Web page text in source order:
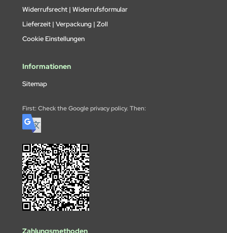
Widerrufsrecht | Widerrufsformular
Lieferzeit | Verpackung | Zoll
Cookie Einstellungen
Informationen
Sitemap
First: Check the Google privacy policy. Then:
Zahlungsmethoden